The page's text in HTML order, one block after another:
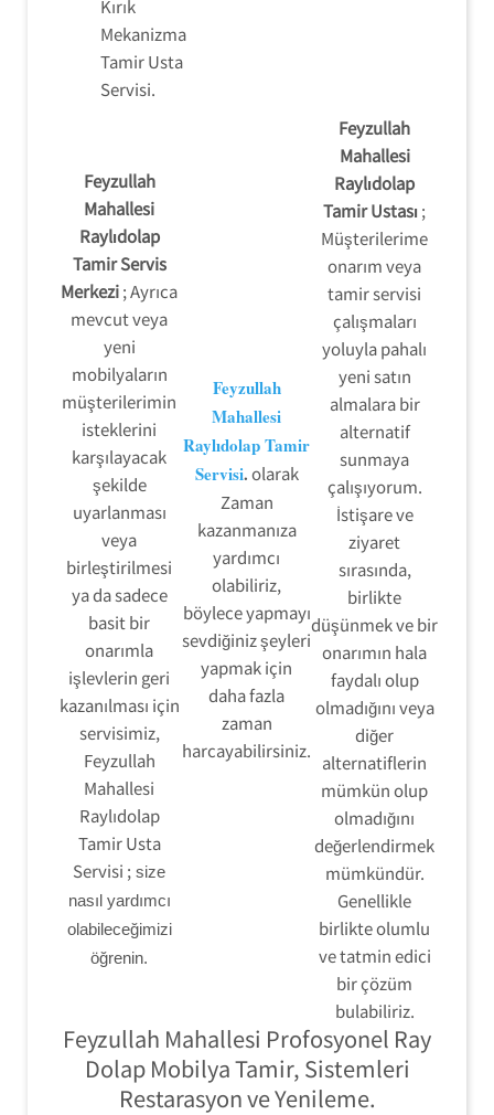
Kırık
Mekanizma
Tamir Usta
Servisi.
Feyzullah
Mahallesi
Raylıdolap
Tamir Servis
Merkezi; Ayrıca
mevcut veya
yeni
mobilyaların
müşterilerimin
isteklerini
karşılayacak
şekilde
uyarlanması
veya
birleştirilmesi
ya da sadece
basit bir
onarımla
işlevlerin geri
kazanılması için
servisimiz,
Feyzullah
Mahallesi
Raylıdolap
Tamir Usta
Servisi ; size
nasıl yardımcı
olabileceğimizi
öğrenin.
Feyzullah
Mahallesi
Raylıdolap Tamir
Servisi.olarak
Zaman
kazanmanıza
yardımcı
olabiliriz,
böylece yapmayı
sevdiğiniz şeyleri
yapmak için
daha fazla
zaman
harcayabilirsiniz.
Feyzullah
Mahallesi
Raylıdolap
Tamir Ustası ;
Müşterilerime
onarım veya
tamir servisi
çalışmaları
yoluyla pahalı
yeni satın
almalara bir
alternatif
sunmaya
çalışıyorum.
İstişare ve
ziyaret
sırasında,
birlikte
düşünmek ve bir
onarımın hala
faydalı olup
olmadığını veya
diğer
alternatiflerin
mümkün olup
olmadığını
değerlendirmek
mümkündür.
Genellikle
birlikte olumlu
ve tatmin edici
bir çözüm
bulabiliriz.
Feyzullah Mahallesi Profosyonel Ray
Dolap Mobilya Tamir, Sistemleri
Restarasyon ve Yenileme.